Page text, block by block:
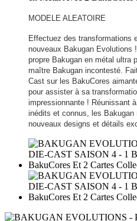
MODELE ALEATOIRE
Effectuez des transformations
nouveaux Bakugan
propre Bakugan en métal ultra
maître Bakugan incontesté.
Cast sur les BakuCores
pour assister à sa
impressionnante ! Réunissant
inédits et connus, les Bakugan
nouveaux designs et détails